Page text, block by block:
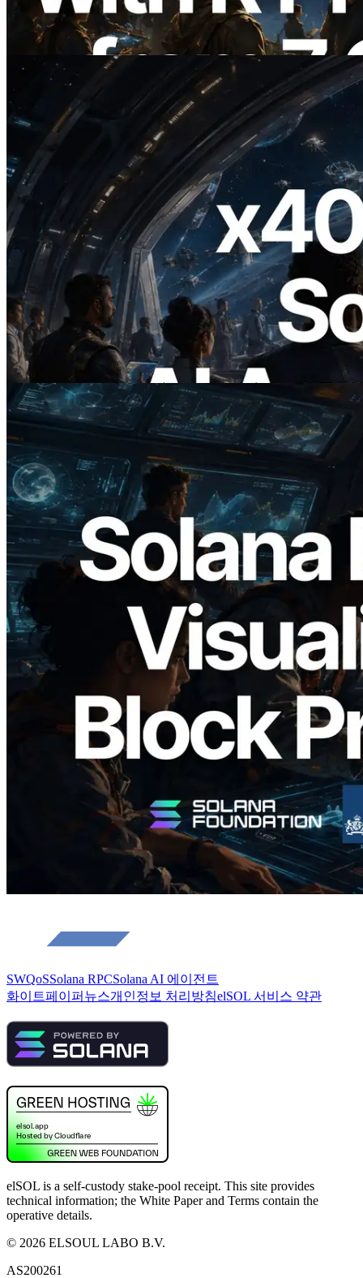
Validators Information API도 공개
이 글 읽기
2026.07.04
ERPC, x402 지원 Solana RPC 공개 — AI
에이전트가 필요한 API에 온디맨드로 결
제하는 시대
이 글 읽기
2026.05.24
Validators Solutions, Solana 블록 애널라
이저 공개 — slot 단위 블록 생성 시간과
담당 검증자 시각화
SWQoSSolana RPCSolana AI 에이전트
화이트페이퍼 뉴스개인정보 처리방침elSOL 서비스 약관
elSOL is a self-custody stake-pool receipt. This site provides
technical information; the White Paper and Terms contain the
operative details.
© 2026 ELSOUL LABO B.V.
AS200261